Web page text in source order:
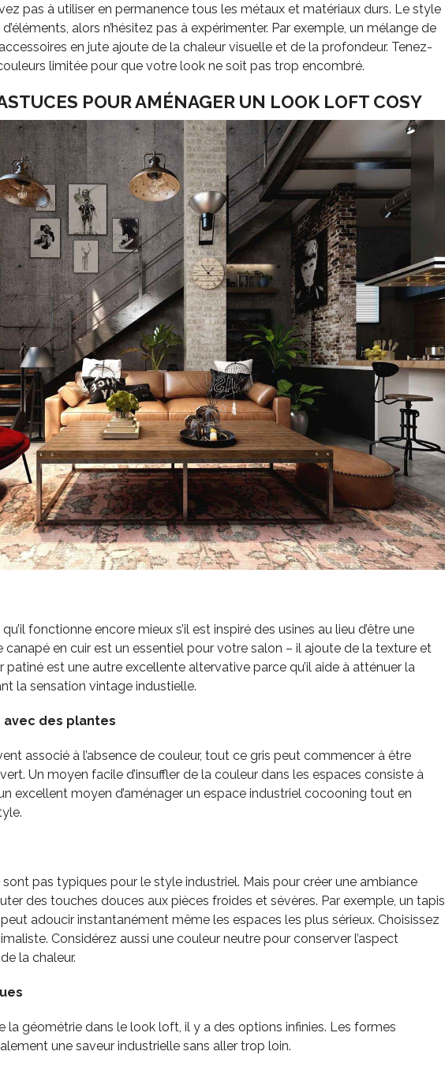
pas à utiliser en permanence tous les métaux et matériaux durs. Le style
alors n’hésitez pas à expérimenter. Par exemple, un mélange de
en jute ajoute de la chaleur visuelle et de la profondeur. Tenez-
limitée pour que votre look ne soit pas trop encombré.
POUR AMÉNAGER UN LOOK LOFT COSY
fonctionne encore mieux s’il est inspiré des usines au lieu d’être une
canapé en cuir est un essentiel pour votre salon – il ajoute de la texture et
patiné est une autre excellente altervative parce qu’il aide à atténuer la
la sensation vintage industielle.
avec des plantes
associé à l’absence de couleur, tout ce gris peut commencer à être
Un moyen facile d’insuffler de la couleur dans les espaces consiste à
excellent moyen d’aménager un espace industriel cocooning tout en
pas typiques pour le style industriel. Mais pour créer une ambiance
des touches douces aux pièces froides et sévères. Par exemple, un tapis
adoucir instantanément même les espaces les plus sérieux. Choisissez
Considérez aussi une couleur neutre pour conserver l’aspect
la chaleur.
la géométrie dans le look loft, il y a des options infinies. Les formes
une saveur industrielle sans aller trop loin.